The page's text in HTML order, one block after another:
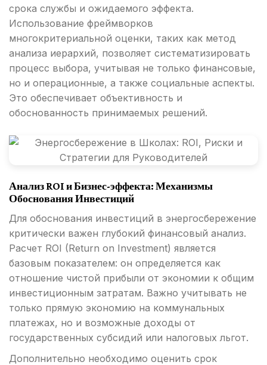
срока службы и ожидаемого эффекта.
Использование фреймворков
многокритериальной оценки, таких как метод
анализа иерархий, позволяет систематизировать
процесс выбора, учитывая не только финансовые,
но и операционные, а также социальные аспекты.
Это обеспечивает объективность и
обоснованность принимаемых решений.
Анализ ROI и Бизнес-эффекта: Механизмы
Обоснования Инвестиций
Для обоснования инвестиций в энергосбережение
критически важен глубокий финансовый анализ.
Расчет ROI (Return on Investment) является
базовым показателем: он определяется как
отношение чистой прибыли от экономии к общим
инвестиционным затратам. Важно учитывать не
только прямую экономию на коммунальных
платежах, но и возможные доходы от
государственных субсидий или налоговых льгот.
Дополнительно необходимо оценить срок